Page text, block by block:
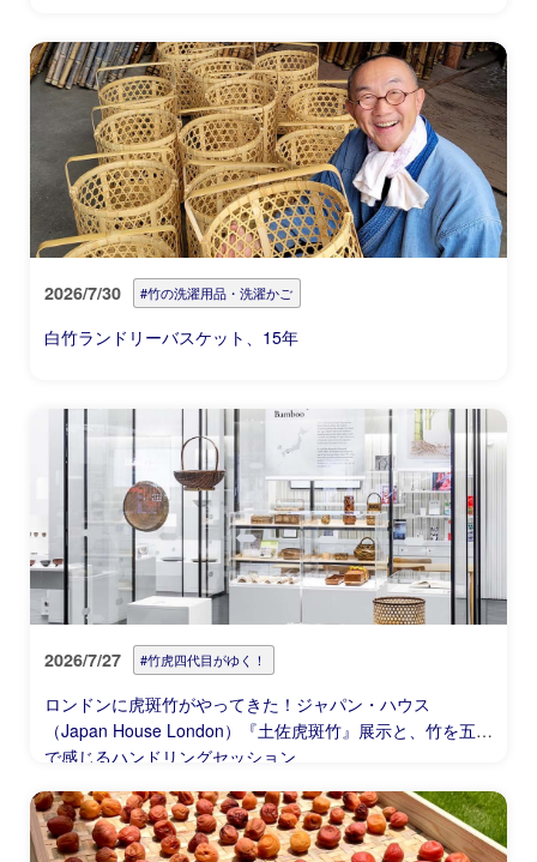
2026/7/30 #竹の洗濯用品・洗濯かご
白竹ランドリーバスケット、15年
2026/7/27 #竹虎四代目がゆく！
ロンドンに虎斑竹がやってきた！ジャパン・ハウス
（Japan House London）『土佐虎斑竹』展示と、竹を五感
で感じるハンドリングセッション